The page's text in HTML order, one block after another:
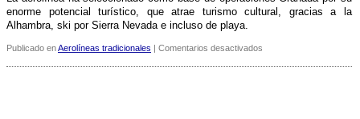
enorme potencial turí­stico, que atrae turismo cultural, gracias a la
Alhambra, ski por Sierra Nevada e incluso de playa.
Publicado enAerolíneas tradicionales | Comentarios desactivados